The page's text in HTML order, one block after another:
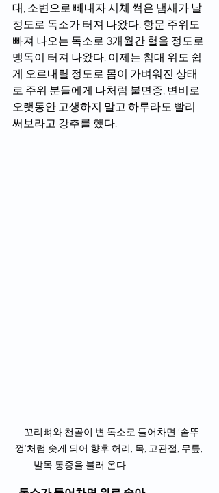
대, 소변으로 빼내자 시체 썩은 냄새가 날
정도로 독소가 터져 나왔다. 항문 주위도
빠져 나오는 독소로 3개월간 헐을 정도로
맹독이 터져 나왔다. 이제는 침대 위도 쉽
게 오르내릴 정도로 몸이 가벼워진 상태
로 주위 분들에게 나처럼 불면증, 변비로
오랫동안 고생하지 말고 하루라도 빨리
써보라고 강추를 했다.
껑’처럼 솟게 되어 향후 허리, 목, 고관절, 무릎,
발목 통증을 불러 온다.